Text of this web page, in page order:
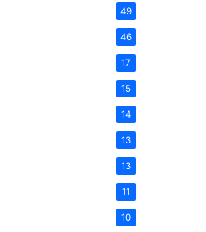
49
46
17
15
14
13
13
11
10